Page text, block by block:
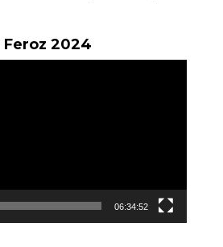
Feroz 2024
06:34:52